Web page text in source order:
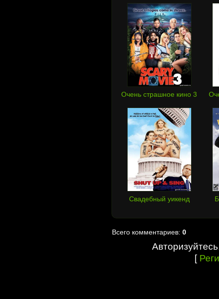
Очень страшное кино 3
Свадебный уикенд
Всего комментариев: 0
[